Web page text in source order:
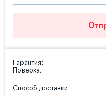
Гарантия:
Поверка:
Способ доставки